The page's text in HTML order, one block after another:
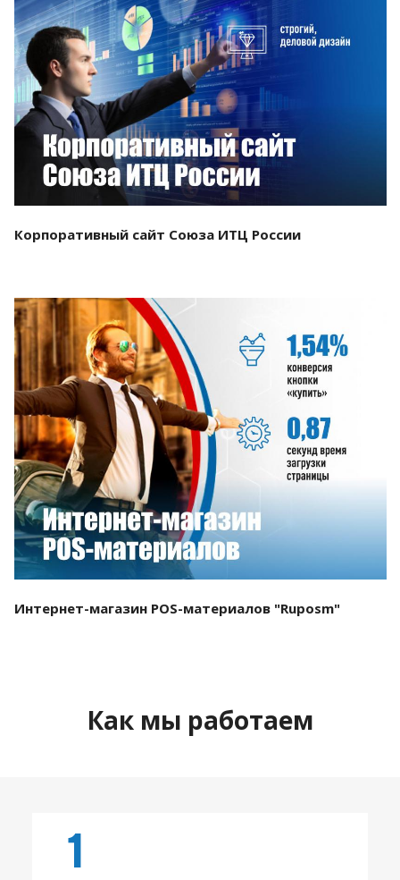
Смотреть проект
Корпоративный сайт Союза ИТЦ России
Смотреть проект
Интернет-магазин POS-материалов "Ruposm"
Как мы работаем
1